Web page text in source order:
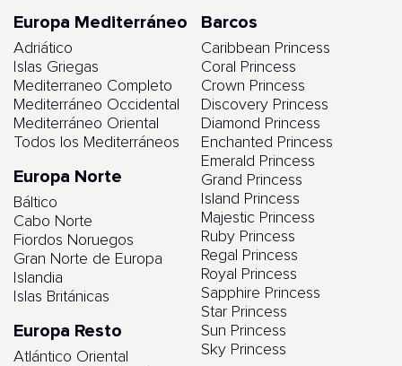
Europa Mediterráneo
Adriático
Islas Griegas
Mediterraneo Completo
Mediterráneo Occidental
Mediterráneo Oriental
Todos los Mediterráneos
Europa Norte
Báltico
Cabo Norte
Fiordos Noruegos
Gran Norte de Europa
Islandia
Islas Británicas
Europa Resto
Atlántico Oriental
Barcos
Caribbean Princess
Coral Princess
Crown Princess
Discovery Princess
Diamond Princess
Enchanted Princess
Emerald Princess
Grand Princess
Island Princess
Majestic Princess
Ruby Princess
Regal Princess
Royal Princess
Sapphire Princess
Star Princess
Sun Princess
Sky Princess